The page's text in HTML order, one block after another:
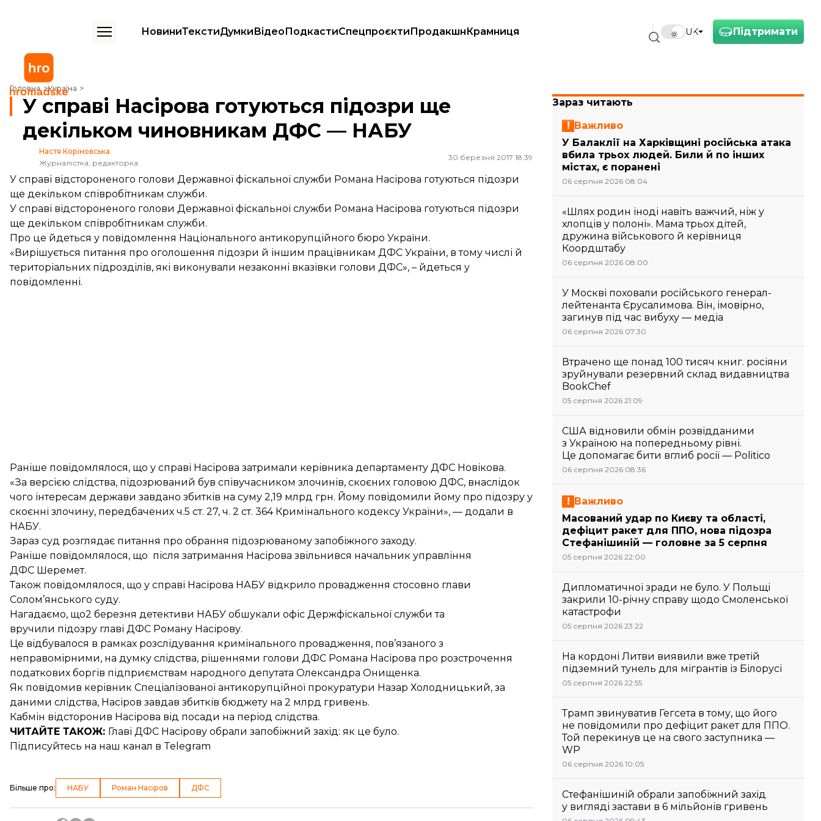
Підтримати
UK
НовиниТекстиДумкиВідеоПодкастиСпецпроєктиПродакшнКрамниця
Головна Україна
У справі Насірова готуються підозри ще декільком чиновникам ДФС — НАБУ
У справі Насірова готуються підозри ще
декільком чиновникам ДФС — НАБУ
Настя Коріновська
Журналістка, редакторка
30 березня 2017 18:39
У справі відстороненого голови Державної фіскальної служби Романа Насірова готуються підозри
ще декільком співробітникам служби.
У справі відстороненого голови Державної фіскальної служби Романа Насірова готуються підозри
ще декільком співробітникам служби.
Про це йдеться у повідомлення Національного антикорупційного бюро України.
«Вирішується питання про оголошення підозри й іншим працівникам ДФС України, в тому числі й
територіальних підрозділів, які виконували незаконні вказівки голови ДФС», – йдеться у
повідомленні.
Раніше повідомлялося, що у справі Насірова затримали керівника департаменту ДФС Новікова.
«За версією слідства, підозрюваний був співучасником злочинів, скоєних головою ДФС, внаслідок
чого інтересам держави завдано збитків на суму 2,19 млрд грн. Йому повідомили йому про підозру у
скоєнні злочину, передбачених ч.5 ст. 27, ч. 2 ст. 364 Кримінального кодексу України», — додали в
НАБУ.
Зараз суд розглядає питання про обрання підозрюваному запобіжного заходу.
Раніше повідомлялося, що після затримання Насірова звільнився начальник управління
ДФС Шеремет.
Також повідомлялося, що у справі Насірова НАБУ відкрило провадження стосовно глави
Солом’янського суду.
Нагадаємо, що2 березня детективи НАБУ обшукали офіс Держфіскальної служби та
вручили підозру главі ДФС Роману Насірову.
Це відбувалося в рамках розслідування кримінального провадження, пов’язаного з
неправомірними, на думку слідства, рішеннями голови ДФС Романа Насірова про розстрочення
податкових боргів підприємствам народного депутата Олександра Онищенка.
Як повідомив керівник Спеціалізованої антикорупційної прокуратури Назар Холодницький, за
даними слідства, Насіров завдав збитків бюджету на 2 млрд гривень.
Кабмін відсторонив Насірова від посади на період слідства.
ЧИТАЙТЕ ТАКОЖ: Главі ДФС Насірову обрали запобіжний захід: як це було.
Підписуйтесь на наш канал в Telegram
Більше про: НАБУ Роман Насіров ДФС
Зараз читають
Важливо
У Балаклії на Харківщині російська атака
вбила трьох людей. Били й по інших
містах, є поранені
06 серпня 2026 08:04
«Шлях родин іноді навіть важчий, ніж у
хлопців у полоні». Мама трьох дітей,
дружина військового й керівниця
Коордштабу
06 серпня 2026 08:00
У Москві поховали російського генерал-
лейтенанта Єрусалимова. Він, імовірно,
загинув під час вибуху — медіа
06 серпня 2026 07:30
Втрачено ще понад 100 тисяч книг. росіяни
зруйнували резервний склад видавництва
BookChef
05 серпня 2026 21:09
США відновили обмін розвідданими
з Україною на попередньому рівні.
Це допомагає бити вглиб росії — Politico
06 серпня 2026 08:36
Важливо
Масований удар по Києву та області,
дефіцит ракет для ППО, нова підозра
Стефанішиній — головне за 5 серпня
05 серпня 2026 22:00
Дипломатичної зради не було. У Польщі
закрили 10-річну справу щодо Смоленської
катастрофи
05 серпня 2026 23:22
На кордоні Литви виявили вже третій
підземний тунель для мігрантів із Білорусі
05 серпня 2026 22:55
Трамп звинуватив Гегсета в тому, що його
не повідомили про дефіцит ракет для ППО.
Той перекинув це на свого заступника —
WP
06 серпня 2026 10:05
Стефанішиній обрали запобіжний захід
у вигляді застави в 6 мільйонів гривень